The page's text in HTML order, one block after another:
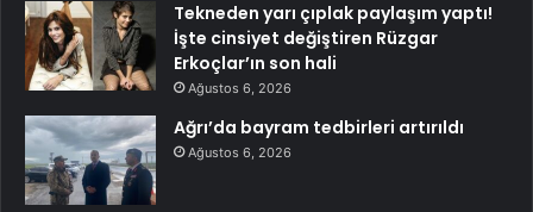
Tekneden yarı çıplak paylaşım yaptı!
İşte cinsiyet değiştiren Rüzgar
Erkoçlar’ın son hali
Ağustos 6, 2026
Ağrı’da bayram tedbirleri artırıldı
Ağustos 6, 2026